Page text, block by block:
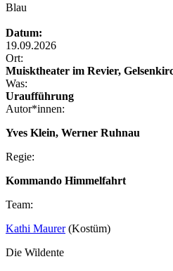
Blau
Datum:
19.09.2026
Ort:
Muisktheater im Revier,
Was:
Uraufführung
Autor*innen:
Yves Klein, Werner Ruhnau
Regie:
Kommando Himmelfahrt
Team:
Kathi Maurer(Kostüm)
Die Wildente